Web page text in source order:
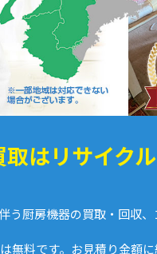
はリサイク
厨房機器の買取・回収
無料です。お見積り金額